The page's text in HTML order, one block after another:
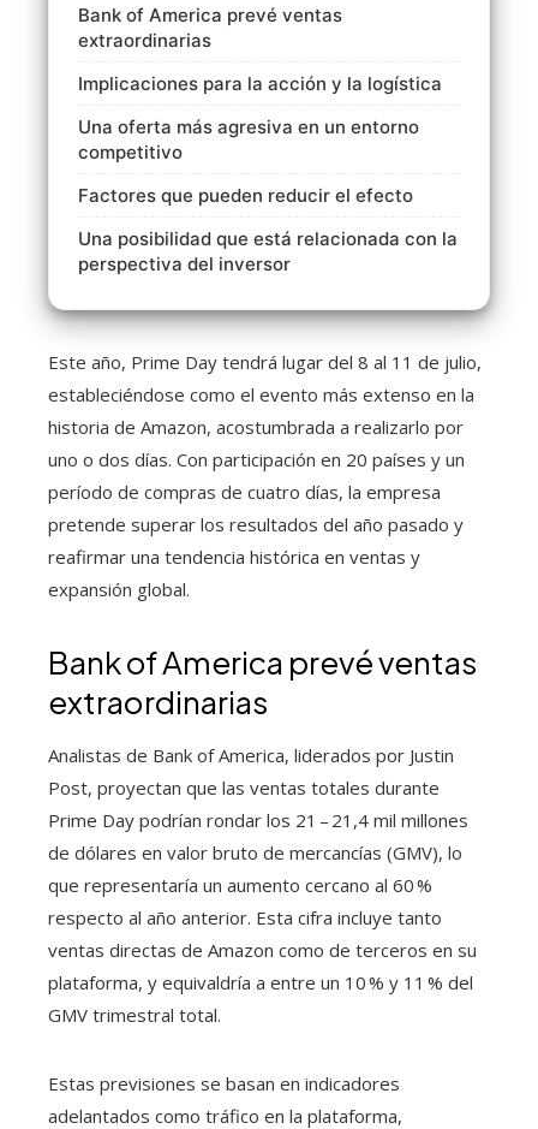
Bank of America prevé ventas
extraordinarias
Implicaciones para la acción y la logística
Una oferta más agresiva en un entorno
competitivo
Factores que pueden reducir el efecto
Una posibilidad que está relacionada con la
perspectiva del inversor
Este año, Prime Day tendrá lugar del 8 al 11 de julio,
estableciéndose como el evento más extenso en la
historia de Amazon, acostumbrada a realizarlo por
uno o dos días. Con participación en 20 países y un
período de compras de cuatro días, la empresa
pretende superar los resultados del año pasado y
reafirmar una tendencia histórica en ventas y
expansión global.
Bank of America prevé ventas
extraordinarias
Analistas de Bank of America, liderados por Justin
Post, proyectan que las ventas totales durante
Prime Day podrían rondar los 21 – 21,4 mil millones
de dólares en valor bruto de mercancías (GMV), lo
que representaría un aumento cercano al 60 %
respecto al año anterior. Esta cifra incluye tanto
ventas directas de Amazon como de terceros en su
plataforma, y equivaldría a entre un 10 % y 11 % del
GMV trimestral total.
Estas previsiones se basan en indicadores
adelantados como tráfico en la plataforma,